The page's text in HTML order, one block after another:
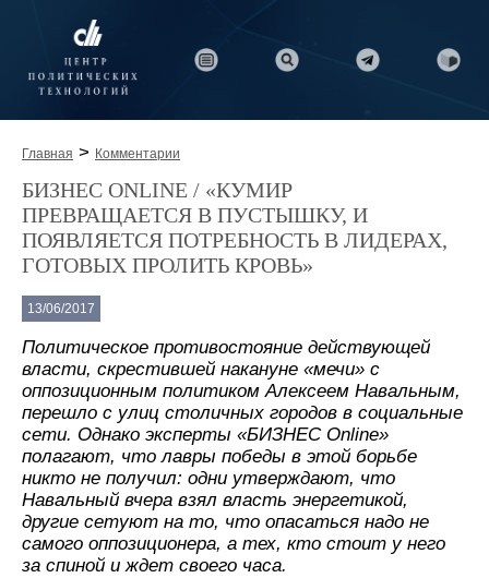
Главная > Комментарии
БИЗНЕС ONLINE / «КУМИР
ПРЕВРАЩАЕТСЯ В ПУСТЫШКУ, И
ПОЯВЛЯЕТСЯ ПОТРЕБНОСТЬ В ЛИДЕРАХ,
ГОТОВЫХ ПРОЛИТЬ КРОВЬ»
13/06/2017
Политическое противостояние действующей
власти, скрестившей накануне «мечи» с
оппозиционным политиком Алексеем Навальным,
перешло с улиц столичных городов в социальные
сети. Однако эксперты «БИЗНЕС Online»
полагают, что лавры победы в этой борьбе
никто не получил: одни утверждают, что
Навальный вчера взял власть энергетикой,
другие сетуют на то, что опасаться надо не
самого оппозиционера, а тех, кто стоит у него
за спиной и ждет своего часа.